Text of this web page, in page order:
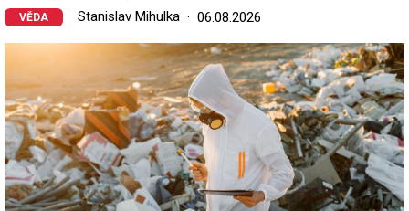
VĚDA Stanislav Mihulka 06.08.2026
Image